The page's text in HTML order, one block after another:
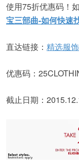
使用75折优惠码！
宝三部曲-如何快速
直达链接： 精选服
优惠码：
截止日期：